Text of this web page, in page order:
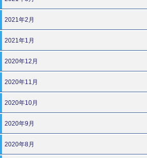
2021年2月
2021年1月
2020年12月
2020年11月
2020年10月
2020年9月
2020年8月